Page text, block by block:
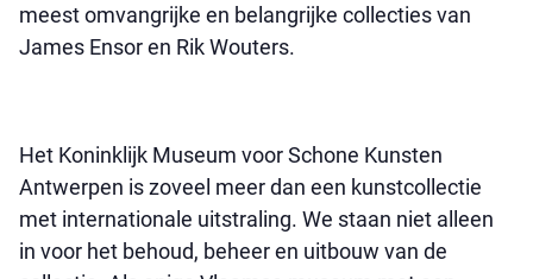
meest omvangrijke en belangrijke collecties van
James Ensor en Rik Wouters.
Het Koninklijk Museum voor Schone Kunsten
Antwerpen is zoveel meer dan een kunstcollectie
met internationale uitstraling. We staan niet alleen
in voor het behoud, beheer en uitbouw van de